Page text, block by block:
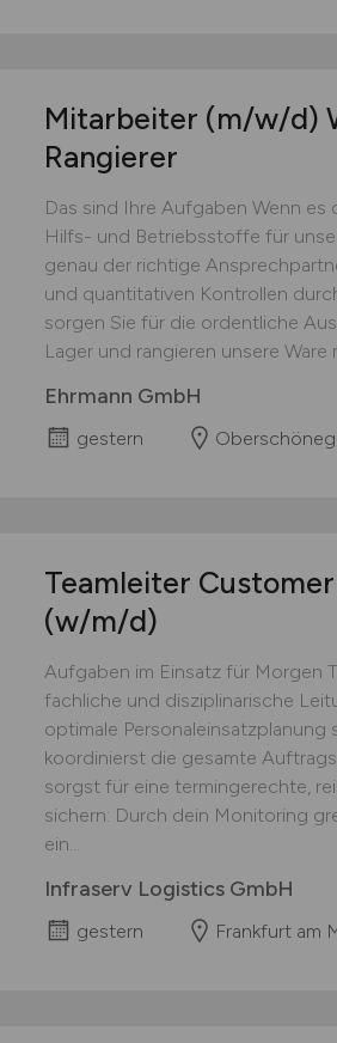
Mitarbeiter (m/w/d)
Rangierer
Das sind Ihre Aufgaben Wenn
Hilfs- und Betriebsstoffe für
genau der richtige
und quantitativen Kontrollen
sorgen Sie für die ordentliche
Lager und rangieren unsere Ware
Ehrmann GmbH
gestern
Teamleiter
(w/m/d)
Aufgaben im Einsatz für Morgen
fachliche und disziplinarische
optimale Personaleinsatzplanung
koordinierst die gesamte
sorgst für eine termingerechte,
sichern: Durch dein Monitoring
ein...
Infraserv Logistics GmbH
gestern Frankfurt am